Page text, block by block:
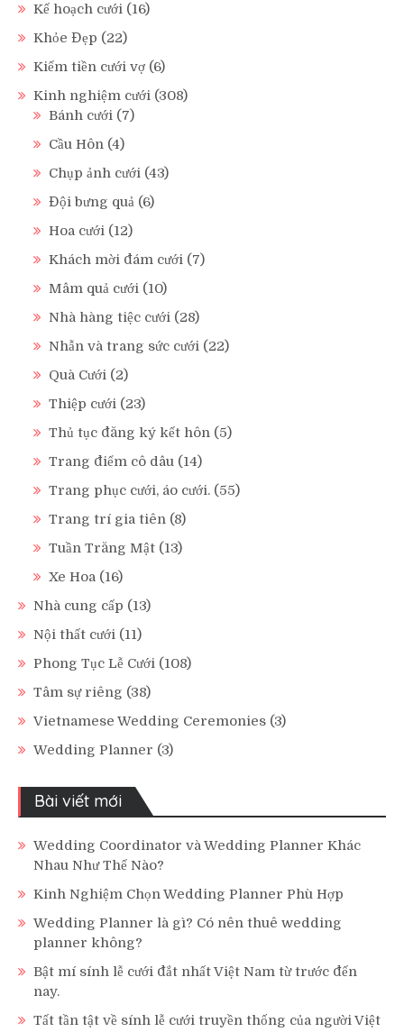
Kế hoạch cưới (16)
Khỏe Đẹp (22)
Kiếm tiền cưới vợ (6)
Kinh nghiệm cưới (308)
Bánh cưới (7)
Cầu Hôn (4)
Chụp ảnh cưới (43)
Đội bưng quả (6)
Hoa cưới (12)
Khách mời đám cưới (7)
Mâm quả cưới (10)
Nhà hàng tiệc cưới (28)
Nhẫn và trang sức cưới (22)
Quà Cưới (2)
Thiệp cưới (23)
Thủ tục đăng ký kết hôn (5)
Trang điểm cô dâu (14)
Trang phục cưới, áo cưới. (55)
Trang trí gia tiên (8)
Tuần Trăng Mật (13)
Xe Hoa (16)
Nhà cung cấp (13)
Nội thất cưới (11)
Phong Tục Lễ Cưới (108)
Tâm sự riêng (38)
Vietnamese Wedding Ceremonies (3)
Wedding Planner (3)
Bài viết mới
Wedding Coordinator và Wedding Planner Khác
Nhau Như Thế Nào?
Kinh Nghiệm Chọn Wedding Planner Phù Hợp
Wedding Planner là gì? Có nên thuê wedding
planner không?
Bật mí sính lễ cưới đắt nhất Việt Nam từ trước đến
nay.
Tất tần tật về sính lễ cưới truyền thống của người Việt